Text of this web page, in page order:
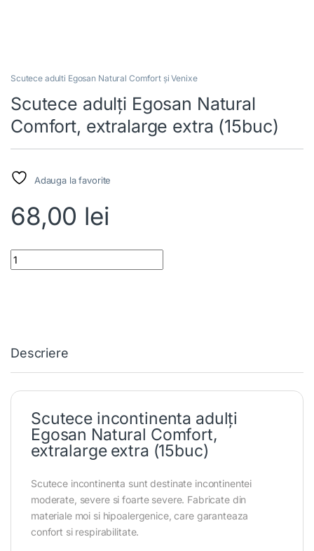
Scutece adulti Egosan Natural Comfort și Venixe
Scutece adulți Egosan Natural
Comfort, extralarge extra (15buc)
Adauga la favorite
68,00 lei
Scutece adulți Egosan Natural Comfort, extralarge extra
Descriere
Scutece incontinenta adulți
Egosan Natural Comfort,
extralarge extra (15buc)
Scutece incontinenta sunt destinate incontinentei
moderate, severe si foarte severe. Fabricate din
materiale moi si hipoalergenice, care garanteaza
confort si respirabilitate.